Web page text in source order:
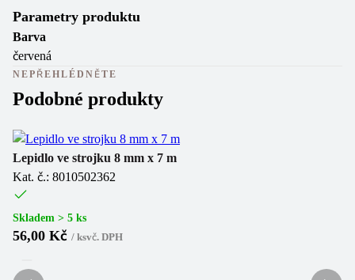
Parametry produktu
Barva
červená
NEPŘEHLÉDNĚTE
Podobné produkty
Lepidlo ve strojku 8 mm x 7 m
Kat. č.: 8010502362
Skladem > 5 ks
56,00 Kč / ksvč. DPH